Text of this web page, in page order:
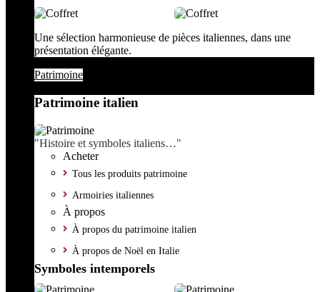
Une sélection harmonieuse de pièces italiennes, dans une
présentation élégante.
Patrimoine
Patrimoine italien
"Histoire et symboles italiens…"
Acheter
Tous les produits patrimoine
Armoiries italiennes
À propos
À propos du patrimoine italien
À propos de Noël en Italie
Symboles intemporels